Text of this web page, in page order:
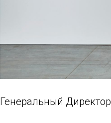
Генеральный Директор